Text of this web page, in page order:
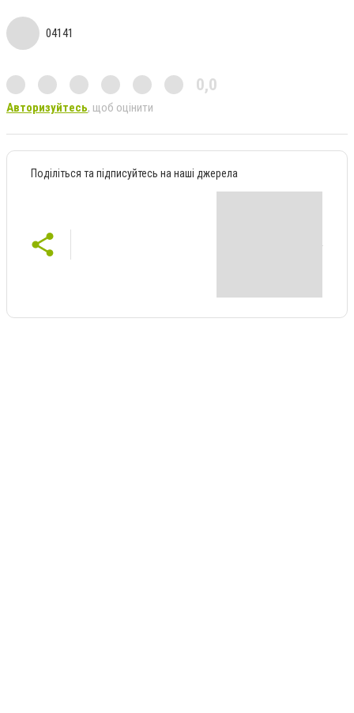
04141
0,0
Авторизуйтесь, щоб оцінити
Поділіться та підписуйтесь на наші джерела